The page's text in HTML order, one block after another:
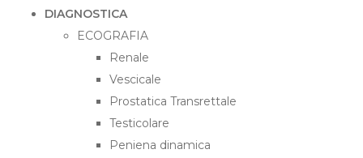
DIAGNOSTICA
ECOGRAFIA
Renale
Vescicale
Prostatica Transrettale
Testicolare
Peniena dinamica